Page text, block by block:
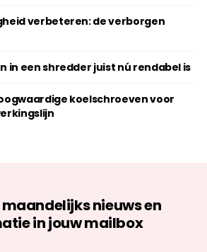
verbeteren: de verborgen
in een shredder juist nú rendabel is
koelschroeven voor
nieuws en
in jouw mailbox